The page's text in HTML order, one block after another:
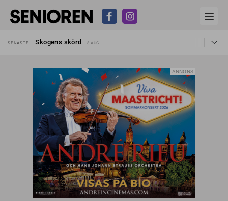
SENASTE
Skogens skörd
8 AUG
Kravet: Nu måste 65-årsgränsen bort
30 JUL
Dom öppnar för rätt till garantipension
30 JUL
Snart kan telefonförsäljning förbjudas i Sverige
Hyror rusar ifrån äldres bostadstillägg
28 JUL
Skogens skörd 8 AUG
ANNONS